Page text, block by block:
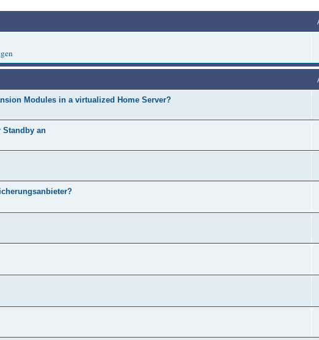
Modules in a virtualized Home Server?
Standby an